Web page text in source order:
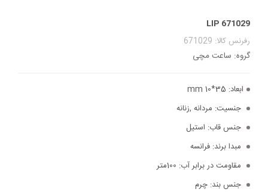
LIP 671029
رفرنس کالا: 671029
گروه: ساعت مچی
ابعاد:
جنسیت: مردانه ,زنانه
جنس قاب: استیل
مبدا برند: فرانسه
مقاومت در برابر آب: 100متر
جنس بند: چرم